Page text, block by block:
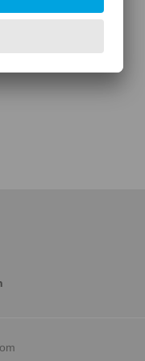
informací